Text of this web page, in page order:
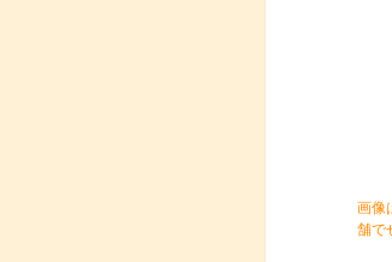
画像
舗で